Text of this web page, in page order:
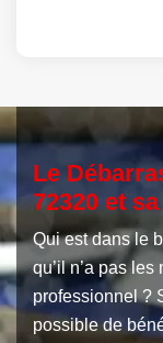
Le
72320 et
Qui est dans le
qu’il n’a pas les
professionnel ?
possible de